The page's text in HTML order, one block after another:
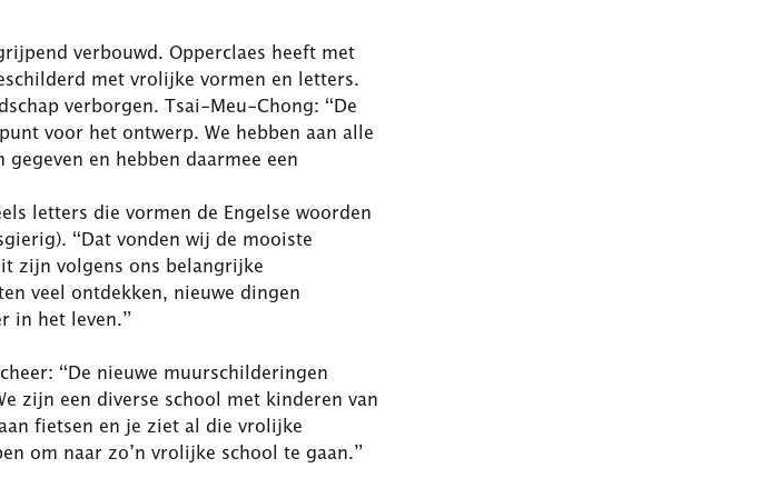
verbouwd. Opperclaes heeft met
met vrolijke vormen en letters.
verborgen. Tsai-Meu-Chong: “De
voor het ontwerp. We hebben aan alle
en hebben daarmee een
letters die vormen de Engelse woorden
“Dat vonden wij de mooiste
zijn volgens ons belangrijke
veel ontdekken, nieuwe dingen
in het leven.”
“De nieuwe muurschilderingen
zijn een diverse school met kinderen van
fietsen en je ziet al die vrolijke
om naar zo’n vrolijke school te gaan.”